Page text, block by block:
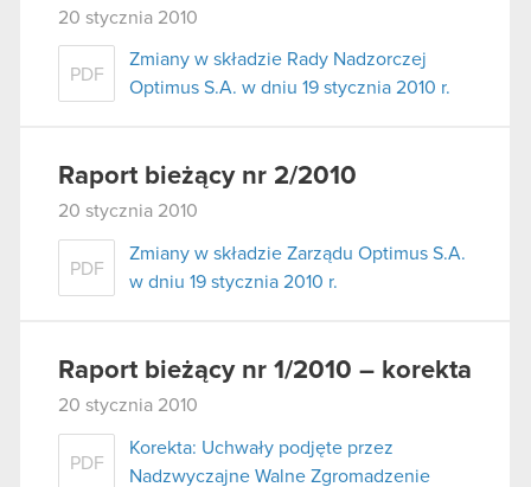
20 stycznia 2010
PDF
Zmiany w składzie Rady Nadzorczej
Optimus S.A. w dniu 19 stycznia 2010 r.
Raport bieżący nr 2/2010
20 stycznia 2010
PDF
Zmiany w składzie Zarządu Optimus S.A.
w dniu 19 stycznia 2010 r.
Raport bieżący nr 1/2010 – korekta
20 stycznia 2010
PDF
Korekta: Uchwały podjęte przez
Nadzwyczajne Walne Zgromadzenie